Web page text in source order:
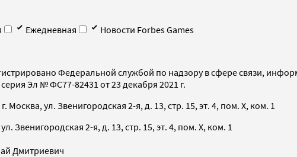
Ежедневная
Новости Forbes Games
Федеральной службой по надзору в сфере связи,
Эл № ФС77-82431 от 23 декабря 2021 г.
Москва, ул. Звенигородская 2-я, д. 13, стр. 15, эт. 4, пом. X, ком. 1
Звенигородская 2-я, д. 13, стр. 15, эт. 4, пом. X, ком. 1
Дмитриевич